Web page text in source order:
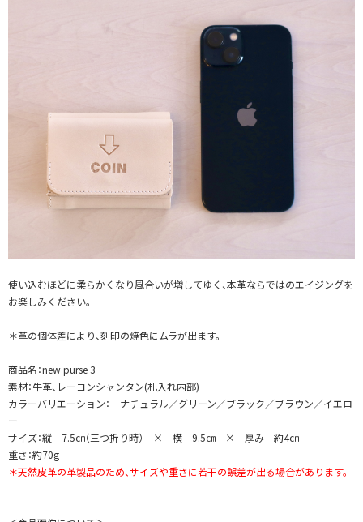
使い込むほどに柔らかくなり風合いが増してゆく、本革ならではのエイジングを
お楽しみください。
＊革の個体差により、刻印の焼色にムラが出ます。
商品名：new purse 3
素材：牛革、レーヨンシャンタン(札入れ内部)
カラーバリエーション： ナチュラル／グリーン／ブラック／ブラウン／イエロ
ー
サイズ：縦 7.5㎝（三つ折り時） × 横 9.5㎝ × 厚み 約4㎝
重さ：約70g
＊天然皮革の革製品のため、サイズや重さに若干の誤差が出る場合があります。